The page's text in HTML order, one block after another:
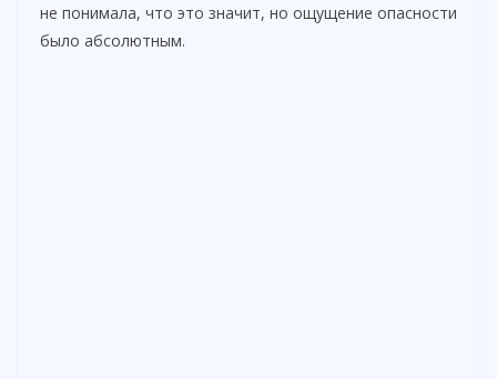
не понимала, что это значит, но ощущение опасности
было абсолютным.